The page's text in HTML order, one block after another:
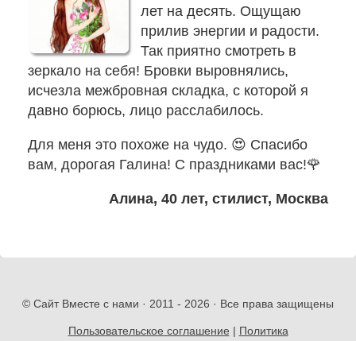
Заявка
Приём
кинезиолога
Приём
кинезиолога
Галины
Диплом
лет на десять. Ощущаю
прилив энергии и радости.
Так приятно смотреть в
зеркало на себя! Бровки выровнялись,
исчезла межбровная складка, с которой я
давно борюсь, лицо расслабилось.
Для меня это похоже на чудо. 😍 Спасибо
вам, дорогая Галина! С праздниками вас!🌹
Алина, 40 лет, стилист, Москва
© Сайт Вместе с нами · 2011 - 2026 · Все права защищены
Пользовательское соглашение | Политика